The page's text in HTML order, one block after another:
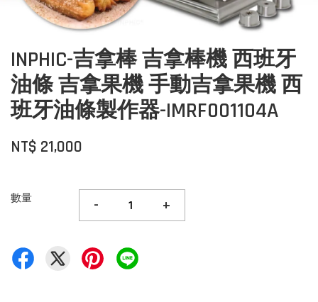
INPHIC-吉拿棒 吉拿棒機 西班牙
油條 吉拿果機 手動吉拿果機 西
班牙油條製作器-IMRF001104A
NT$ 21,000
數量 - +